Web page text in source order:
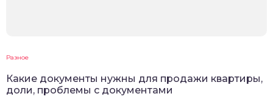
Разное
Какие документы нужны для продажи квартиры,
доли, проблемы с документами